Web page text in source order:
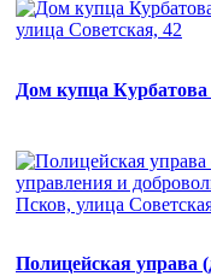
Дом купца
Полицейская управа